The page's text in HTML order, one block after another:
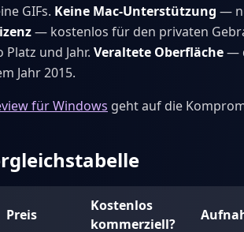
GIFs. Keine Mac-Unterstützung —
— kostenlos für den privaten
und Jahr. Veraltete Oberfläche—
Jahr 2015.
für Windows geht auf die
Preis
Kostenlos
kommerziell?